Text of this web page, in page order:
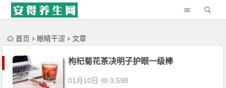
'); })();
首页 眼睛干涩 文章
枸杞菊花茶决明子护眼一级棒
01月10日 3,598